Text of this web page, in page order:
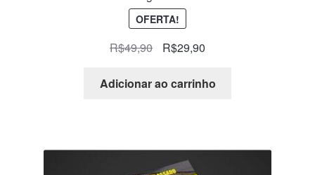
OFERTA!
R$49,90 R$29,90
Adicionar ao carrinho